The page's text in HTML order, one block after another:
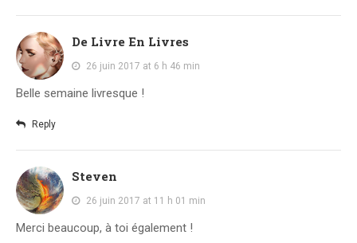
De Livre En Livres
26 juin 2017 at 6 h 46 min
Belle semaine livresque !
Reply
Steven
26 juin 2017 at 11 h 01 min
Merci beaucoup, à toi également !